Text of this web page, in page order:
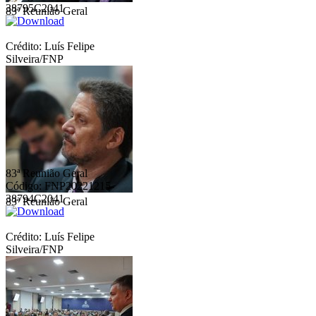
83ª Reunião Geral
38795C2041
Crédito: Luís Felipe
Silveira/FNP
83ª Reunião Geral
83ª Reunião Geral
Código: FNP20221215-
38794C2041
Crédito: Luís Felipe
Silveira/FNP